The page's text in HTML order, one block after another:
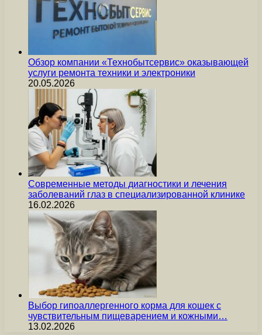
Обзор компании «Технобытсервис» оказывающей
услуги ремонта техники и электроники
20.05.2026
Современные методы диагностики и лечения
заболеваний глаз в специализированной клинике
16.02.2026
Выбор гипоаллергенного корма для кошек с
чувствительным пищеварением и кожными…
13.02.2026